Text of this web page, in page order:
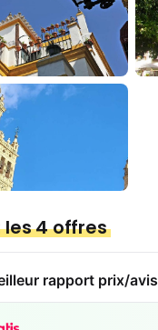
4 offres
rapport prix/avis